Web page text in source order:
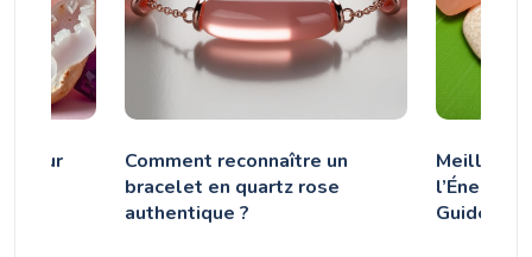
pour
Comment reconnaître un
bracelet en quartz rose
authentique ?
Meilleurs
l’Énergie
Guide